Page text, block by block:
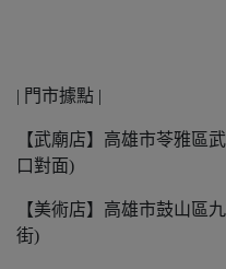
| 門市據點 |
【武廟店】高雄市苓雅區
口對面)
【美術店】高雄市鼓山區
街)